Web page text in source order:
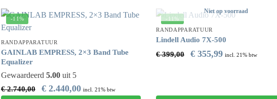
-11%
RANDAPPARATUUR
GAINLAB EMPRESS, 2×3 Band Tube
Equalizer
Gewaardeerd 5.00uit 5
€2.740,00 €2.440,00 incl. 21% btw
-11%
Niet op voorraad
RANDAPPARATUUR
Lindell Audio 7X-500
€399,00 € 355,99 incl. 21% btw